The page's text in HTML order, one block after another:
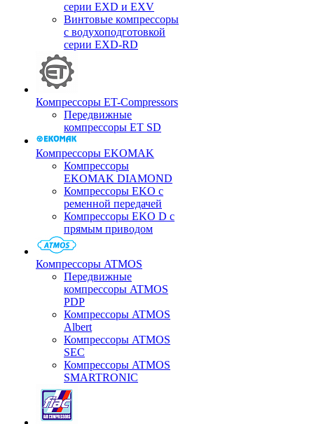
серии EXD и EXV
Винтовые компрессоры
с водухоподготовкой
серии EXD-RD
Компрессоры ET-Compressors
Передвижные
компрессоры ET SD
Компрессоры EKOMAK
Компрессоры
EKOMAK DIAMOND
Компрессоры EKO c
ременной передачей
Компрессоры EKO D с
прямым приводом
Компрессоры ATMOS
Передвижные
компрессоры ATMOS
PDP
Компрессоры ATMOS
Albert
Компрессоры ATMOS
SEC
Компрессоры ATMOS
SMARTRONIC